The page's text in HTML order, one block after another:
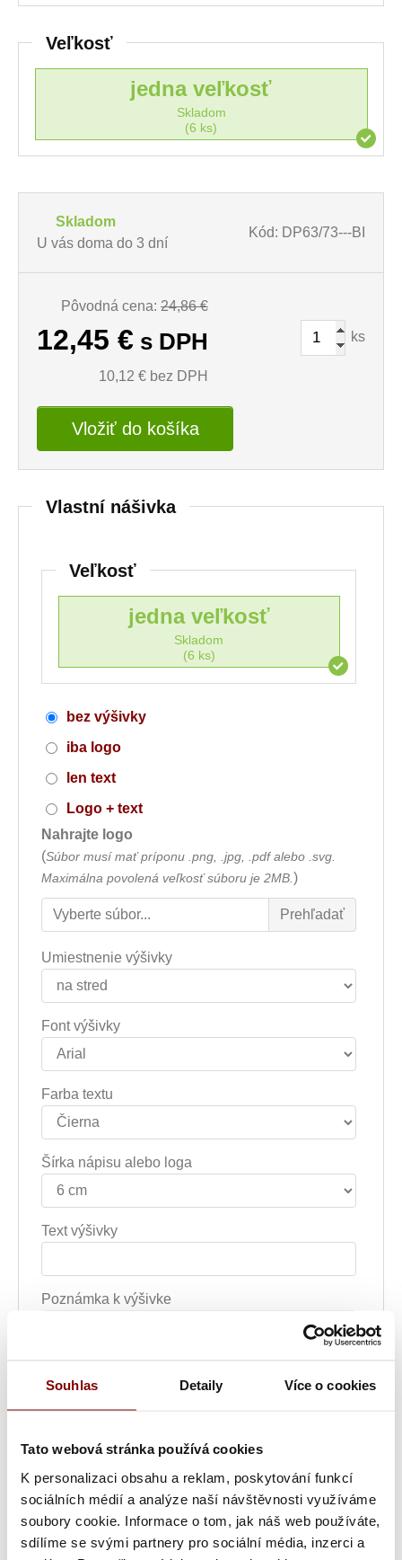
Souhlas Detaily Více o cookies
Tato webová stránka používá cookies
K personalizaci obsahu a reklam, poskytování funkcí
sociálních médií a analýze naší návštěvnosti využíváme
soubory cookie. Informace o tom, jak náš web používáte,
sdílíme se svými partnery pro sociální média, inzerci a
Veľkosť
jedna veľkosť
Skladom
(6 ks)
Skladom
U vás doma do 3 dní
Kód: DP63/73---BI
Pôvodná cena: 24,86 €
12,45 € s DPH
10,12 € bez DPH
ks
Vložiť do košíka
Vlastní nášivka
Veľkosť
jedna veľkosť
Skladom
(6 ks)
bez výšivky
iba logo
len text
Logo + text
Nahrajte logo
(Súbor musí mať príponu .png, .jpg, .pdf alebo .svg.
Maximálna povolená veľkosť súboru je 2MB. )
Umiestnenie výšivky
Font výšivky
Farba textu
Šírka nápisu alebo loga
Text výšivky
Poznámka k výšivke
Grafická úprava loga a vyšití + 29.59€
Vyšitie loga + 5.10€
Vyšití textu + 5.10€
Grafická úprava a vyšitie (logo + text) + 34.69€
Vyšitie loga a textu (bez grafickej úpravy) +